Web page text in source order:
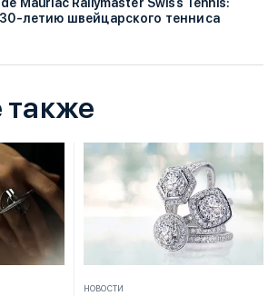
Mauriac Rallymaster Swiss Tennis:
летию швейцарского тенниса
также
НОВОСТИ